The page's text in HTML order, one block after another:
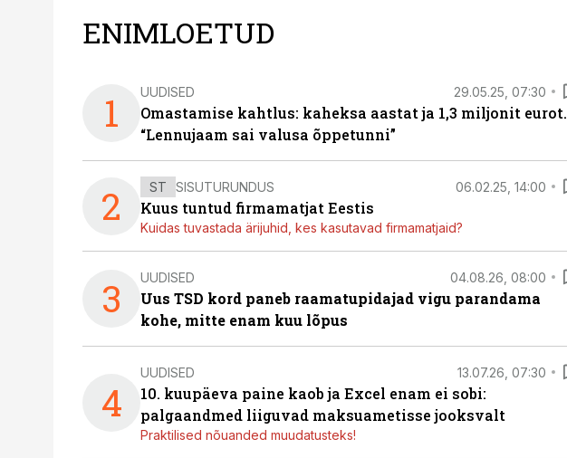
ENIMLOETUD
1 UUDISED 29.05.25, 07:30
Omastamise kahtlus: kaheksa aastat ja 1,3 miljonit eurot.
“Lennujaam sai valusa õppetunni”
2 ST SISUTURUNDUS 06.02.25, 14:00
Kuus tuntud firmamatjat Eestis
Kuidas tuvastada ärijuhid, kes kasutavad firmamatjaid?
3 UUDISED 04.08.26, 08:00
Uus TSD kord paneb raamatupidajad vigu parandama
kohe, mitte enam kuu lõpus
4
UUDISED 13.07.26, 07:30
10. kuupäeva paine kaob ja Excel enam ei sobi:
palgaandmed liiguvad maksuametisse jooksvalt
Praktilised nõuanded muudatusteks!